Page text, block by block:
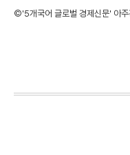
©'5개국어 글로벌 경제신문' 아주